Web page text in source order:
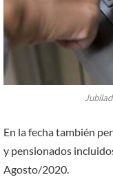
En la fecha también
y pensionados
Agosto/2020.